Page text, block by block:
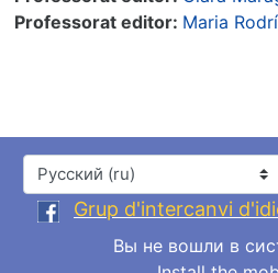
Professorat editor: Maria
Язык
Grup d'intercanvi
Вы не вошли в